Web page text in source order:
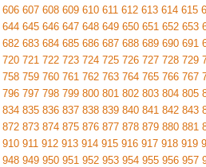
606 607 608 609 610 611 612 613 614 615
644 645 646 647 648 649 650 651 652 653
682 683 684 685 686 687 688 689 690 691
720 721 722 723 724 725 726 727 728 729
758 759 760 761 762 763 764 765 766 767
796 797 798 799 800 801 802 803 804 805
834 835 836 837 838 839 840 841 842 843
872 873 874 875 876 877 878 879 880 881
910 911 912 913 914 915 916 917 918 919
948 949 950 951 952 953 954 955 956 957